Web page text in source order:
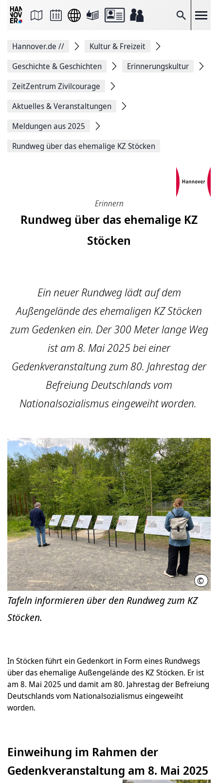
Suche
Seite
Facebook
teilen
Seitenlink
Seite
Hannover.de //
Kultur & Freizeit
Geschichte & Geschichten
Erinnerungskultur
ZeitZentrum Zivilcourage
Aktuelles & Veranstaltungen
Meldungen aus 2025
Rundweg über das ehemalige KZ Stöcken
Erinnern
Rundweg über das ehemalige KZ
Stöcken
Ein neuer Rundweg lädt auf dem
Außengelände des ehemaligen KZ Stöcken
zum Gedenken ein. Der 300 Meter lange Weg
ist am 8. Mai 2025 bei einer
Gedenkveranstaltung zum 80. Jahrestag der
Befreiung Deutschlands vom
Nationalsozialismus eingeweiht worden.
© LHH
Tafeln informieren über den Rundweg zum KZ
Stöcken.
In Stöcken führt ein Gedenkort in Form eines Rundwegs
über das ehemalige Außengelände des KZ Stöcken. Er ist
am 8. Mai 2025 und damit am 80. Jahrestag der Befreiung
Deutschlands vom Nationalsozialismus eingeweiht
worden.
Einweihung im Rahmen der
Gedenkveranstaltung am 8. Mai 2025